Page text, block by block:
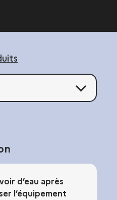
d’eau après
l’équipement